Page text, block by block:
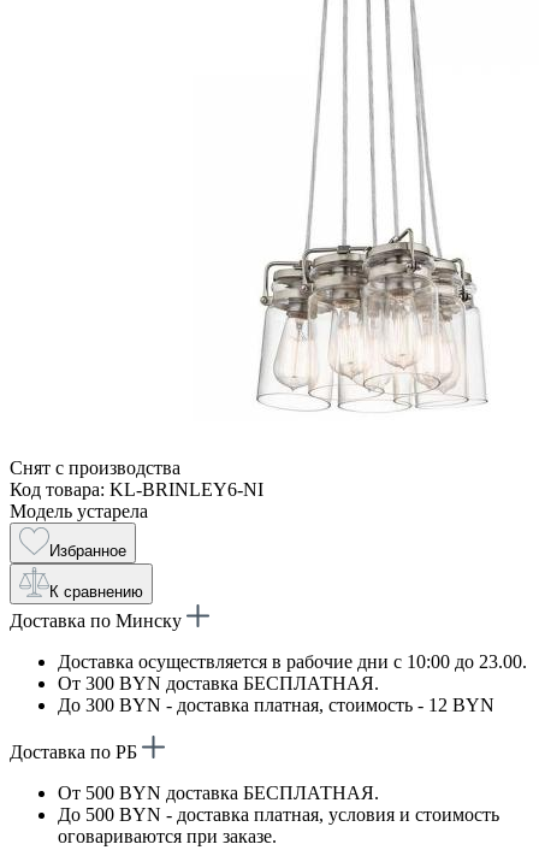
Снят с производства
Код товара: KL-BRINLEY6-NI
Модель устарела
Избранное
К сравнению
Доставка по Минску
Доставка осуществляется в рабочие дни с 10:00 до 23.00.
От 300 BYN доставка БЕСПЛАТНАЯ.
До 300 BYN - доставка платная, стоимость - 12 BYN
Доставка по РБ
От 500 BYN доставка БЕСПЛАТНАЯ.
До 500 BYN - доставка платная, условия и стоимость
оговариваются при заказе.